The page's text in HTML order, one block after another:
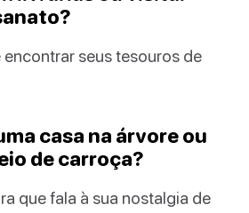
seus tesouros de
casa na árvore ou
de carroça?
que fala à sua nostalgia de